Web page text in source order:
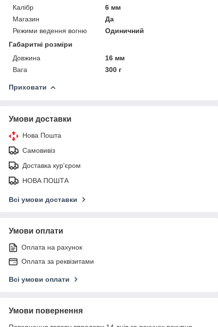
Калібр
6 мм
Магазин
Да
Режими ведення вогню
Одиничний
Габаритні розміри
Довжина
16 мм
Вага
300 г
Приховати
Умови доставки
Нова Пошта
Самовивіз
Доставка кур'єром
НОВА ПОШТА
Всі умови доставки
Умови оплати
Оплата на рахунок
Оплата за реквізитами
Всі умови оплати
Умови повернення